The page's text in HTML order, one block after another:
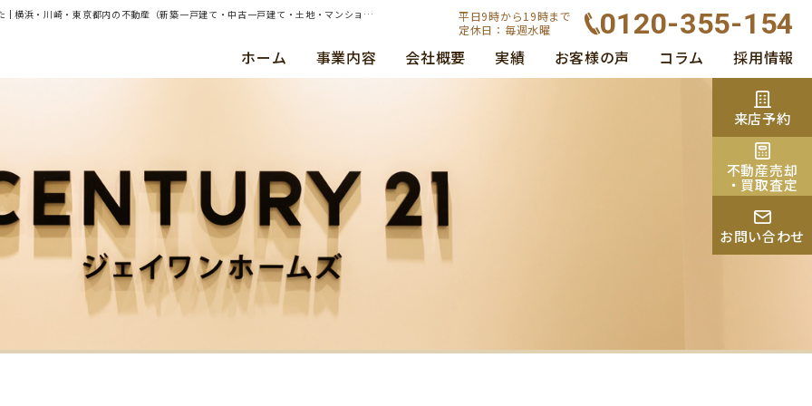
| 横須賀市鴨居3丁目 約175㎡土地（建物あり）の売却（買取）査定のご依頼を承りました | 横浜・川崎・東京都内の不動産（新築一戸建て・中古一戸建て・土地・マンション）ならセンチュリー21ジェイワンホームズ
平日9時から19時まで
定休日：毎週水曜
0120-355-154
ホーム 事業内容 会社概要 実績 お客様の声 コラム 採用情報
来店予約
不動産売却
・買取査定
お問い合わせ